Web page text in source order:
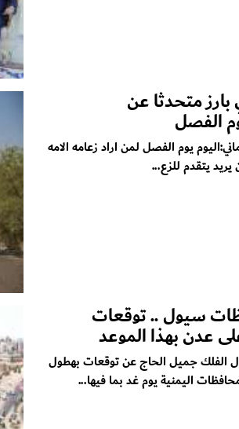
متحدثا عن
الفصل
يوم الفصل لمن اراد زعامه الامه
يريد يتقدم للزع...
سيول .. توقعات
عدن بهذا الموعد
جميل الحاج عن توقعات بهطول
اليمنية يوم غد بما فيها...